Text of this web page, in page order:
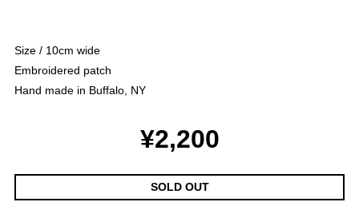
Size / 10cm wide
Embroidered patch
Hand made in Buffalo, NY
¥2,200
SOLD OUT